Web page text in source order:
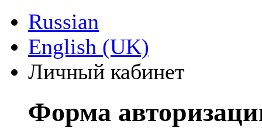
Russian
English (UK)
Личный кабинет
Форма